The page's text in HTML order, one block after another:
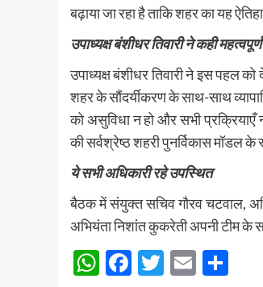
बढ़ाया जा रहा है ताकि शहर का यह
उपाध्यक्ष बंशीधर तिवारी ने कही
उपाध्यक्ष बंशीधर तिवारी ने इस पहल
शहर के सौंदर्यीकरण के साथ-साथ
को असुविधा न हो और सभी प्रक्रियाएँ
की सर्वश्रेष्ठ शहरी पुनर्विकास मॉडल के
ये सभी अधिकारी रहे उपस्थित
बैठक में संयुक्त सचिव गौरव चटवाल,
अभियंता निशांत कुकरेती अपनी टीम के
WhatsApp
Facebook
Twitter
Email